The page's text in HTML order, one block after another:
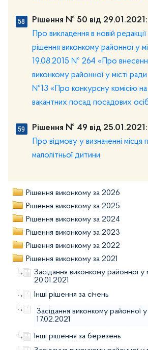
Рішення № 50 від 29.01.2021:
Про викладення в новій
рішення виконкому районної у
19.08.2015 № 264 «Про
виконкому районної у місті ради
№13 «Про конкурсну комісію на
вакантних посад посадових
Рішення № 49 від 25.01.2021:
Про відмову у визначенні місця
малолітньої дитини
Рішення виконкому за 2026
Рішення виконкому за 2025
Рішення виконкому за 2024
Рішення виконкому за 2023
Рішення виконкому за 2022
Рішення виконкому за 2021
Засідання виконкому районної у
20.01.2021
Інші рішення за січень
Засідання виконкому районної у
17.02.2021
Інші рішення за березень